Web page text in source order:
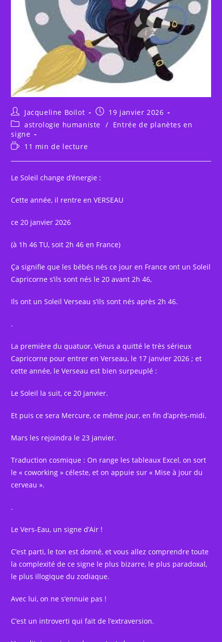
Auteur/autrice
de
la
publication :
Jacqueline Boilot
Publication
publiée :
19 janvier 2026
Post
category:
astrologie humaniste / Entrée de planètes en
signe
Temps
lecture :
11 min de lecture
Le Soleil change d’énergie :
Cette année, il rentre en VERSEAU
ce 20 janvier 2026
(à 1h 46 TU, soit 2h 46 en France)
Ça signifie que les bébés nés ce jour en France ont un Soleil
Capricorne s’ils sont nés le 20 avant 2h 46,
Ils ont un Soleil Verseau s’ils sont nés après 2h 46.
.
La première du quatuor, Vénus a quitté le très sérieux
Capricorne pour entrer en Verseau, le 17 janvier 2026 ; et
cette année, le Verseau est bien surpeuplé :
Le Soleil la suit, ce 20 janvier.
Et puis ce sera Mercure, ce même jour, en fin d’après-midi.
Mars les rejoindra le 23 janvier.
Traduction cosmique : On range les tableaux Excel, on sort
le « coworking » céleste, et on appuie sur « Mise à jour du
cerveau ».
.
Le Vers-Eau, un signe d’Air !
C’est parti, le ton est donné, et vous allez comprendre toute
la complexité de ce signe le plus bizarre, le plus paradoxal,
le plus illogique du zodiaque.
Avec lui, on ne s’ennuie pas !
C’est un introverti qui fait de l’extraversion.